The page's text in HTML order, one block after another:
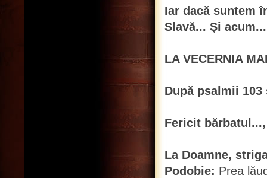
Iar dacă suntem
Slavă... Şi
LA VECERNIA
După psalmii
Fericit
La Doamne,
Podobie: Prea